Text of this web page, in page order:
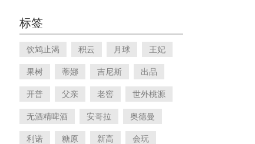
标签
饮鸩止渴 积云 月球 王妃
果树 蒂娜 吉尼斯 出品
开普 父亲 老窖 世外桃源
无酒精啤酒 安哥拉 奥德曼
利诺 糖原 新高 会玩